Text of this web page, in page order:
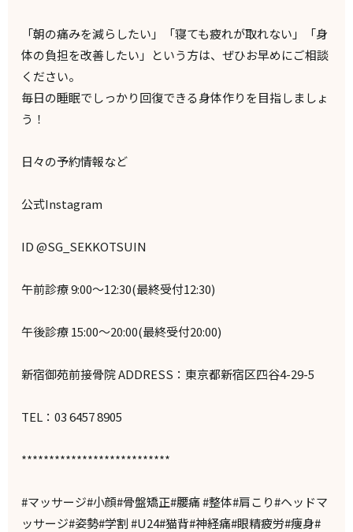
「朝の痛みを減らしたい」「寝ても疲れが取れない」「身
体の負担を改善したい」という方は、ぜひお早めにご相談
ください。
毎日の睡眠でしっかり回復できる身体作りを目指しましょ
う！
日々の予約情報など
公式Instagram
ID @SG_SEKKOTSUIN
午前診療 9:00～12:30(最終受付12:30)
午後診療 15:00～20:00(最終受付20:00)
新宿御苑前接骨院 ADDRESS：東京都新宿区四谷4-29-5
TEL：03 6457 8905
***************************
#マッサージ#小顔#骨盤矯正#腰痛 #整体#肩こり#ヘッドマ
ッサージ#姿勢#学割 #U24#猫背#神経痛#眼精疲労#痩身#